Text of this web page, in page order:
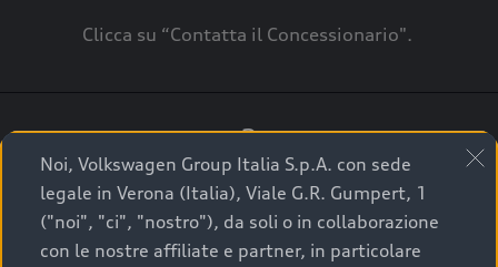
Noi, Volkswagen Group Italia S.p.A. con sede
legale in Verona (Italia), Viale G.R. Gumpert, 1
("noi", "ci", "nostro"), da soli o in collaborazione
con le nostre affiliate e partner, in particolare
Clicca su “Contatta il Concessionario".
3
A breve verrai ricontattato dal Customer Care
Audi Center o direttamente dal Concessionario
che ti supporterà per finalizzare la tua richiesta.